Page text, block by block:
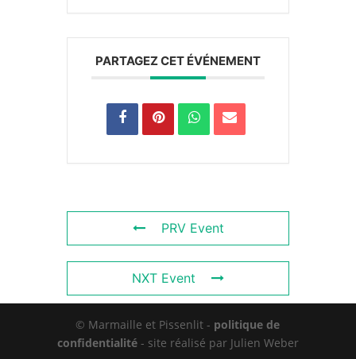
PARTAGEZ CET ÉVÉNEMENT
PRV Event
NXT Event
© Marmaille et Pissenlit - politique de
confidentialité - site réalisé par Julien Weber